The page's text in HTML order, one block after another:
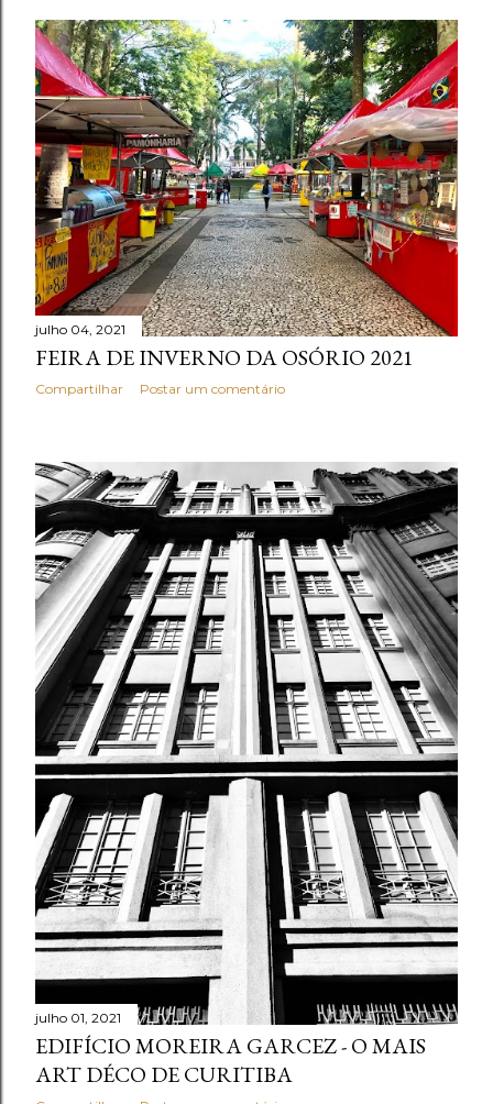
julho 04, 2021
FEIRA DE INVERNO DA OSÓRIO 2021
Compartilhar Postar um comentário
julho 01, 2021
EDIFÍCIO MOREIRA GARCEZ - O MAIS
ART DÉCO DE CURITIBA